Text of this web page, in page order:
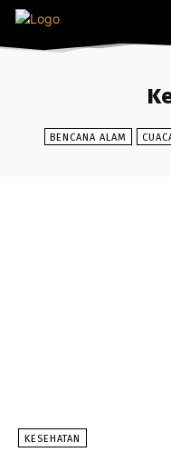
BENCANA ALAM
KESEHATAN